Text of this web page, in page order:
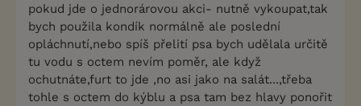
pokud jde o jednorárovou akci- nutně vykoupat,tak
bych použila kondík normálně ale poslední
opláchnutí,nebo spíš přelití psa bych udělala určitě
tu vodu s octem nevím poměr, ale když
ochutnáte,furt to jde ,no asi jako na salát...,třeba
tohle s octem do kýblu a psa tam bez hlavy ponořit